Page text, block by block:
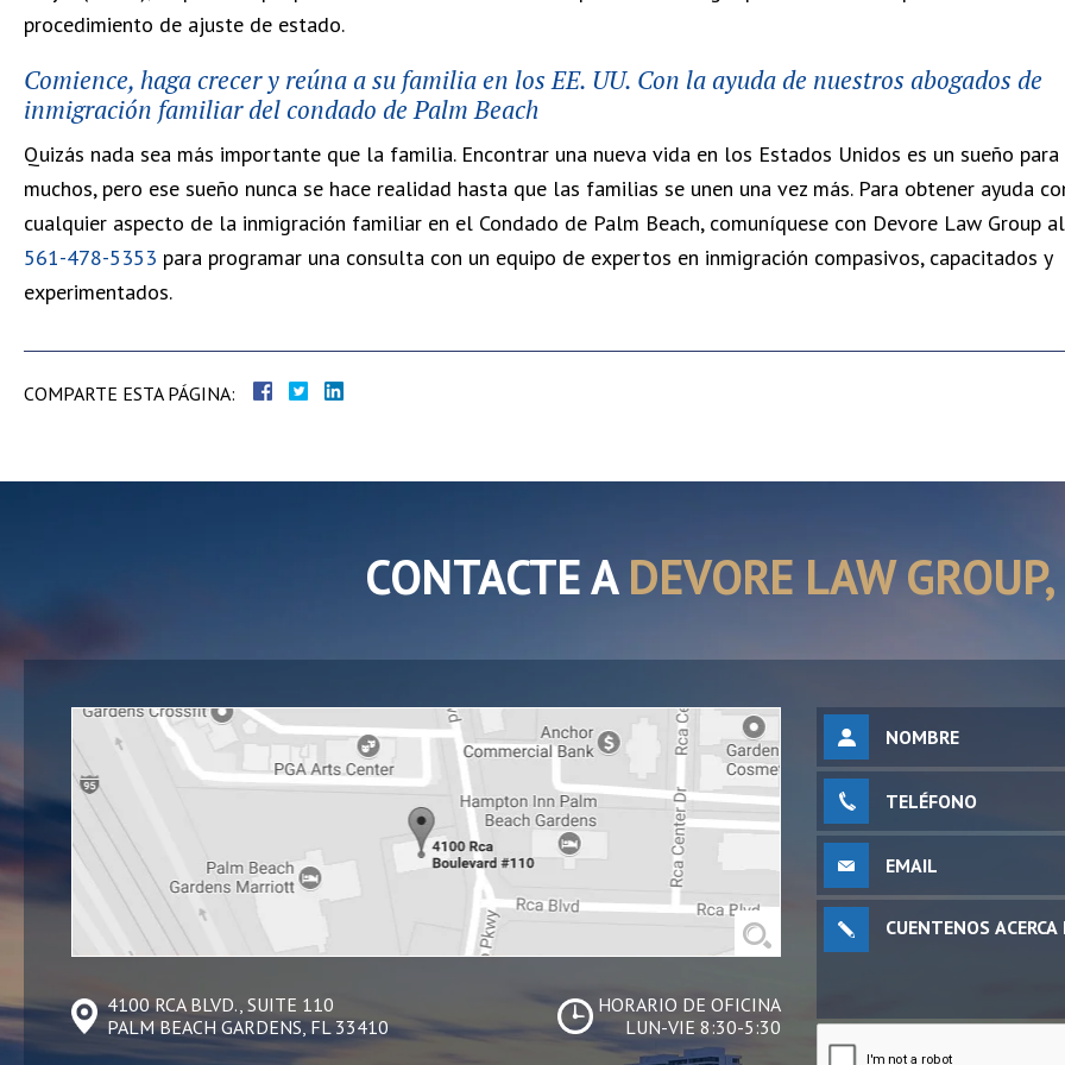
procedimiento de ajuste de estado.
Comience, haga crecer y reúna a su familia en los EE. UU. Con la ayuda de nuestros abogados de
inmigración familiar del condado de Palm Beach
Quizás nada sea más importante que la familia. Encontrar una nueva vida en los Estados Unidos es un sueño para
muchos, pero ese sueño nunca se hace realidad hasta que las familias se unen una vez más. Para obtener ayuda
cualquier aspecto de la inmigración familiar en el Condado de Palm Beach, comuníquese con Devore Law Group al
561-478-5353 para programar una consulta con un equipo de expertos en inmigración compasivos, capacitados y
experimentados.
COMPARTE ESTA PÁGINA:
CONTACTE ADEVORE LAW GROUP,
4100 RCA BLVD., SUITE 110
PALM BEACH GARDENS, FL 33410
HORARIO DE OFICINA
LUN-VIE 8:30-5:30